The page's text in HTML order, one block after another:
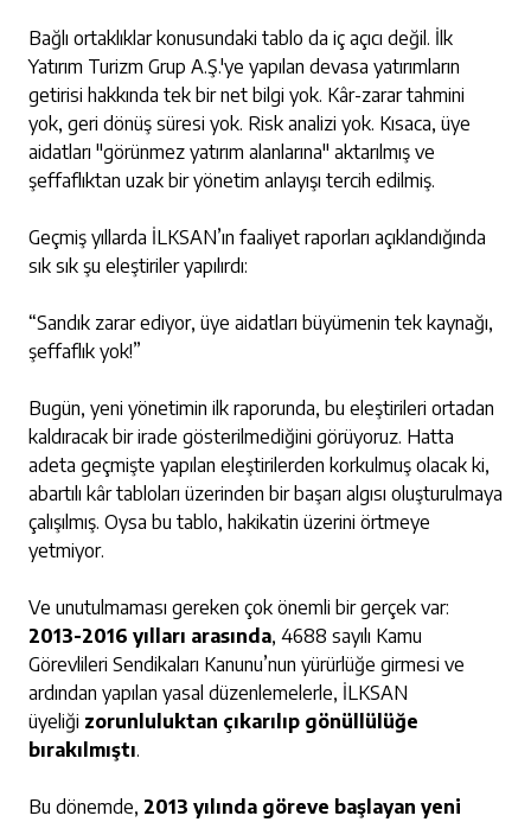
Bağlı ortaklıklar konusundaki tablo da iç açıcı değil. İlk
Yatırım Turizm Grup A.Ş.'ye yapılan devasa yatırımların
getirisi hakkında tek bir net bilgi yok. Kâr-zarar tahmini
yok, geri dönüş süresi yok. Risk analizi yok. Kısaca, üye
aidatları "görünmez yatırım alanlarına" aktarılmış ve
şeffaflıktan uzak bir yönetim anlayışı tercih edilmiş.
Geçmiş yıllarda İLKSAN’ın faaliyet raporları açıklandığında
sık sık şu eleştiriler yapılırdı:
“Sandık zarar ediyor, üye aidatları büyümenin tek kaynağı,
şeffaflık yok!”
Bugün, yeni yönetimin ilk raporunda, bu eleştirileri ortadan
kaldıracak bir irade gösterilmediğini görüyoruz. Hatta
adeta geçmişte yapılan eleştirilerden korkulmuş olacak ki,
abartılı kâr tabloları üzerinden bir başarı algısı oluşturulmaya
çalışılmış. Oysa bu tablo, hakikatin üzerini örtmeye
yetmiyor.
Ve unutulmaması gereken çok önemli bir gerçek var:
2013-2016 yılları arasında, 4688 sayılı Kamu
Görevlileri Sendikaları Kanunu’nun yürürlüğe girmesi ve
ardından yapılan yasal düzenlemelerle, İLKSAN
üyeliği zorunluluktan çıkarılıp gönüllülüğe
bırakılmıştı.
Bu dönemde, 2013 yılında göreve başlayan yeni